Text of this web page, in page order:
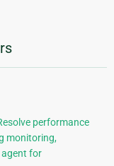
performance
monitoring,
agent for